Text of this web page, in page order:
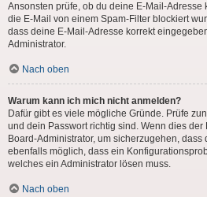
Ansonsten prüfe, ob du deine E-Mail-
die E-Mail von einem Spam-Filter blockiert
dass deine E-Mail-Adresse korrekt
Administrator.
Nach oben
Warum kann ich mich nicht anmelden?
Dafür gibt es viele mögliche Gründe. Prüfe
und dein Passwort richtig sind. Wenn dies
Board-Administrator, um sicherzugehen,
ebenfalls möglich, dass ein
welches ein Administrator lösen muss.
Nach oben